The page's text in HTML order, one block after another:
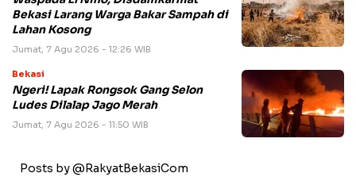
Bekasi Larang Warga Bakar Sampah di
Lahan Kosong
Jumat, 7 Agu 2026 - 12:26 WIB
Bekasi
Ngeri! Lapak Rongsok Gang Selon
Ludes Dilalap Jago Merah
Jumat, 7 Agu 2026 - 11:50 WIB
Posts by @RakyatBekasiCom